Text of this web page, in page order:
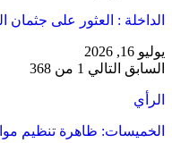
​الداخلة : العثور على
يوليو 16, 2026
السابق التالي 1 من 368
الرأي
الخميسات: ظاهرة تنظيم